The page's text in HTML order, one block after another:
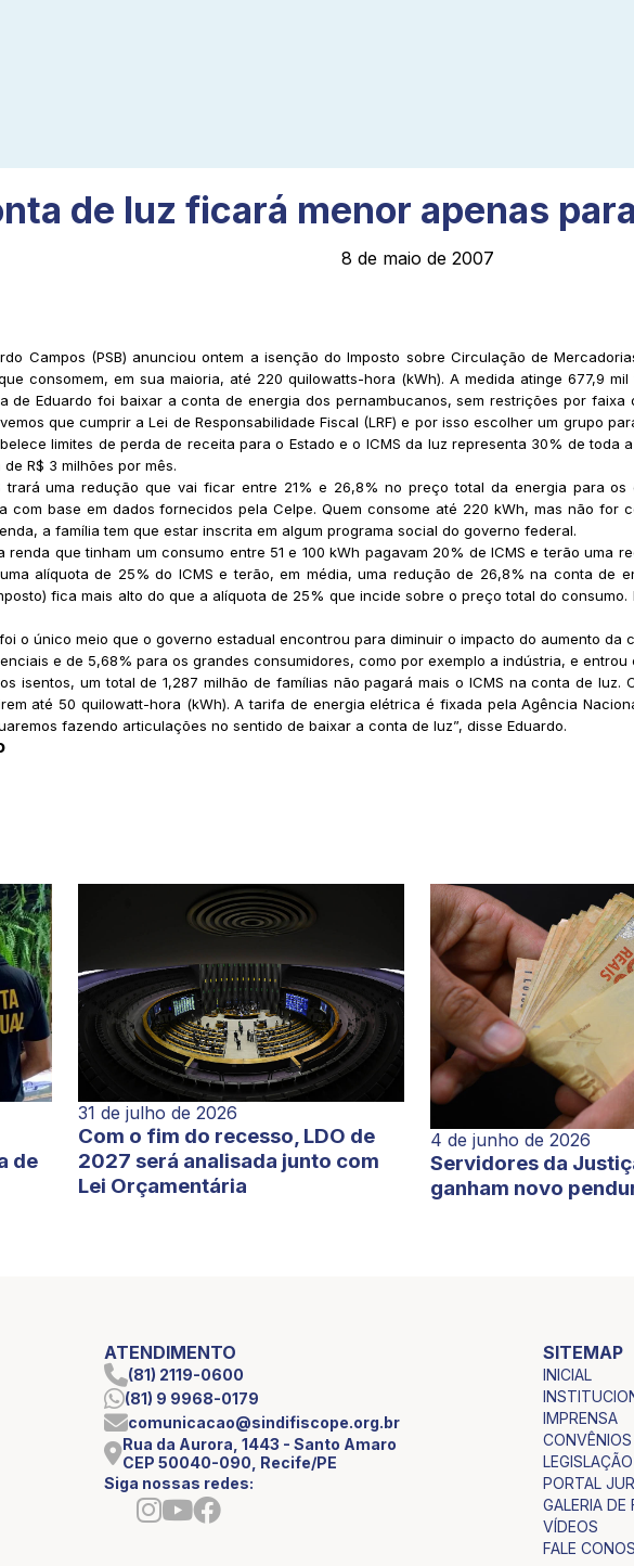
de luz ficará menor apenas
8 de maio de 2007
Campos (PSB) anunciou ontem a isenção do Imposto sobre Circulação de
consomem, em sua maioria, até 220 quilowatts-hora (kWh). A medida atinge 677,9
de Eduardo foi baixar a conta de energia dos pernambucanos, sem restrições por
que cumprir a Lei de Responsabilidade Fiscal (LRF) e por isso escolher um grupo
limites de perda de receita para o Estado e o ICMS da luz representa 30% de
R$ 3 milhões por mês.
trará uma redução que vai ficar entre 21% e 26,8% no preço total da energia para
com base em dados fornecidos pela Celpe. Quem consome até 220 kWh, mas não for
a família tem que estar inscrita em algum programa social do governo federal.
renda que tinham um consumo entre 51 e 100 kWh pagavam 20% de ICMS e terão uma
alíquota de 25% do ICMS e terão, em média, uma redução de 26,8% na conta
fica mais alto do que a alíquota de 25% que incide sobre o preço total do
o único meio que o governo estadual encontrou para diminuir o impacto do aumento
e de 5,68% para os grandes consumidores, como por exemplo a indústria, e entrou
isentos, um total de 1,287 milhão de famílias não pagará mais o ICMS na conta de
até 50 quilowatt-hora (kWh). A tarifa de energia elétrica é fixada pela Agência
fazendo articulações no sentido de baixar a conta de luz”, disse Eduardo.
de
31 de julho de 2026
Com o fim do recesso, LDO de
2027 será analisada junto com
Lei Orçamentária
4 de junho de 2026
Servidores da
ganham novo
ATENDIMENTO
(81) 2119-0600
(81) 9 9968-0179
comunicacao@sindifiscope.org.br
Rua da Aurora, 1443 - Santo Amaro
CEP 50040-090, Recife/PE
Siga nossas redes:
SITEMAP
INICIAL
IMPRENSA
CONVÊNIOS
LEGISLAÇÃO
PORTAL
GALERIA DE
VÍDEOS
FALE